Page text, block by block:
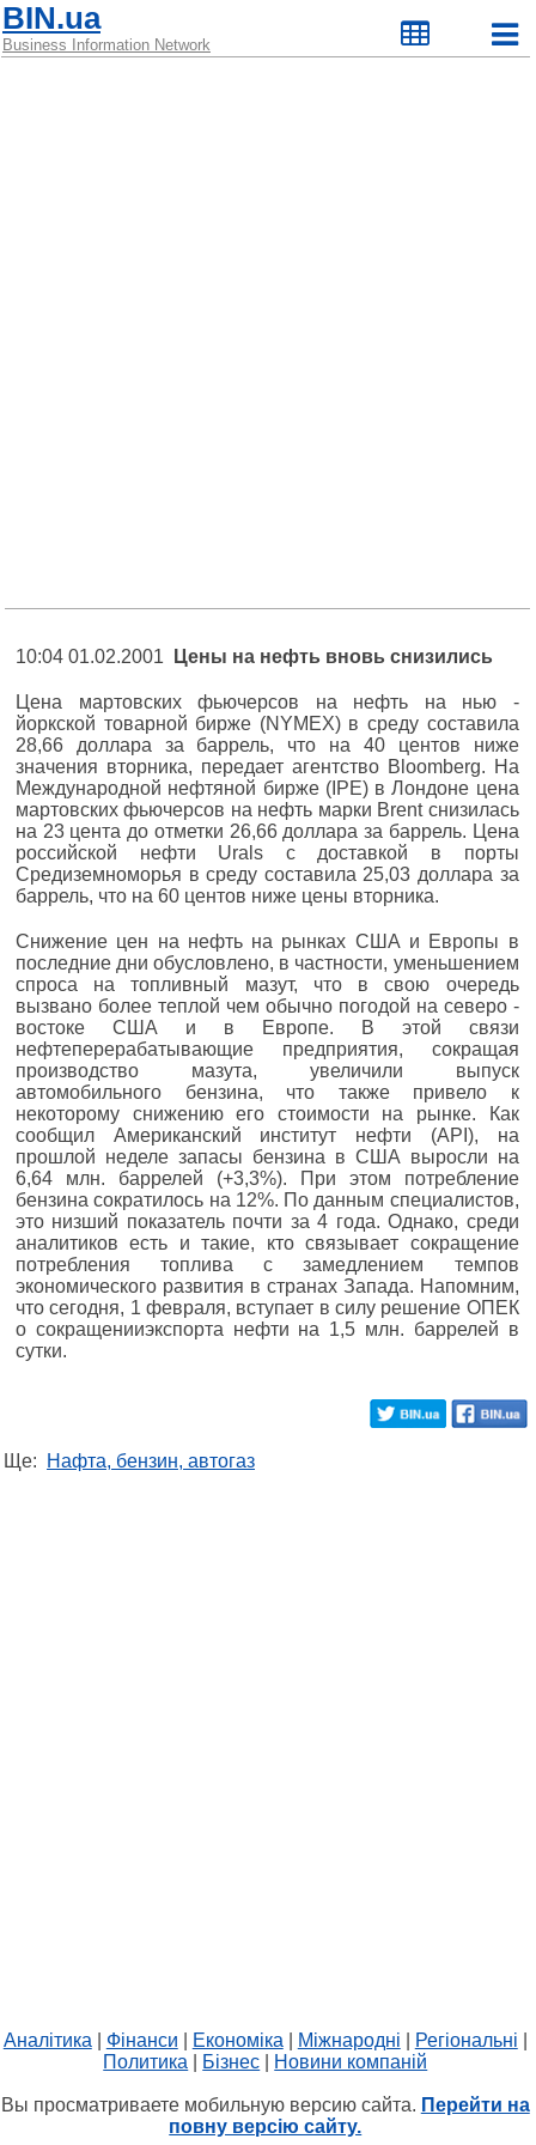
BIN.ua
Business Information Network
10:04 01.02.2001 Цены на нефть вновь снизились
Цена мартовских фьючерсов на нефть на нью -
йоркской товарной бирже (NYMEX) в среду составила
28,66 доллара за баррель, что на 40 центов ниже
значения вторника, передает агентство Bloomberg. На
Международной нефтяной бирже (IPE) в Лондоне цена
мартовских фьючерсов на нефть марки Brent снизилась
на 23 цента до отметки 26,66 доллара за баррель. Цена
российской нефти Urals с доставкой в порты
Средиземноморья в среду составила 25,03 доллара за
баррель, что на 60 центов ниже цены вторника.
Снижение цен на нефть на рынках США и Европы в
последние дни обусловлено, в частности, уменьшением
спроса на топливный мазут, что в свою очередь
вызвано более теплой чем обычно погодой на северо -
востоке США и в Европе. В этой связи
нефтеперерабатывающие предприятия, сокращая
производство мазута, увеличили выпуск
автомобильного бензина, что также привело к
некоторому снижению его стоимости на рынке. Как
сообщил Американский институт нефти (API), на
прошлой неделе запасы бензина в США выросли на
6,64 млн. баррелей (+3,3%). При этом потребление
бензина сократилось на 12%. По данным специалистов,
это низший показатель почти за 4 года. Однако, среди
аналитиков есть и такие, кто связывает сокращение
потребления топлива с замедлением темпов
экономического развития в странах Запада. Напомним,
что сегодня, 1 февраля, вступает в силу решение ОПЕК
о сокращенииэкспорта нефти на 1,5 млн. баррелей в
сутки.
Ще: Нафта, бензин, автогаз
Аналітика Фінанси Економіка Міжнародні Регіональні
Политика
Бізнес Новини компаній
Вы просматриваете мобильную версию сайта. Перейти на
повну версію сайту.